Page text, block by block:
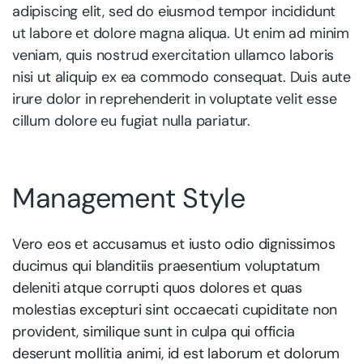
adipiscing elit, sed do eiusmod tempor incididunt
ut labore et dolore magna aliqua. Ut enim ad minim
veniam, quis nostrud exercitation ullamco laboris
nisi ut aliquip ex ea commodo consequat. Duis aute
irure dolor in reprehenderit in voluptate velit esse
cillum dolore eu fugiat nulla pariatur.
Management Style
Vero eos et accusamus et iusto odio dignissimos
ducimus qui blanditiis praesentium voluptatum
deleniti atque corrupti quos dolores et quas
molestias excepturi sint occaecati cupiditate non
provident, similique sunt in culpa qui officia
deserunt mollitia animi, id est laborum et dolorum